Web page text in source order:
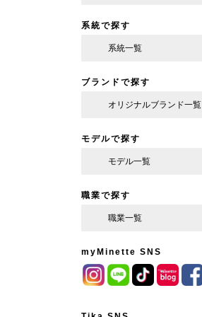
系統で探す
系統一覧
ブランドで探す
オリジナルブランド一覧
モデルで探す
モデル一覧
職業で探す
職業一覧
myMinette SNS